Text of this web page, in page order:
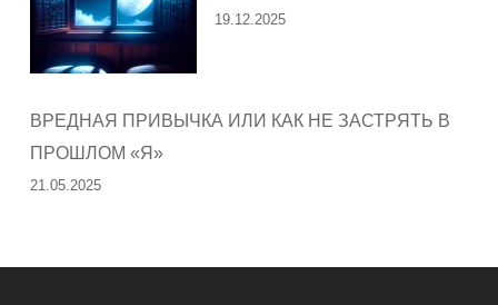
19.12.2025
ВРЕДНАЯ ПРИВЫЧКА ИЛИ КАК НЕ ЗАСТРЯТЬ В
ПРОШЛОМ «Я»
21.05.2025